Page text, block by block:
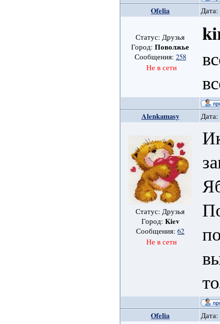
Ofelia
Статус: Друзья
Город:Поволжье
Сообщения: 258
Не в сети
Alenkamasy
Статус: Друзья
Город: Kiev
Сообщения:62
Не в сети
Ofelia